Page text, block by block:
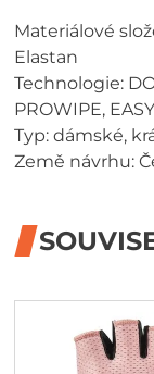
Materiálové
Elastan
Technologie:
PROWIPE,
Typ: dámské,
Země návrhu: